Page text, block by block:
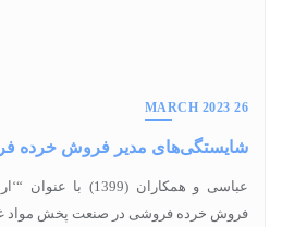
26 MARCH 2023
شایستگی‌های مدیر فروش خرده
عباسی و همکاران
فروش خرده فروشی در صنعت پخش مواد